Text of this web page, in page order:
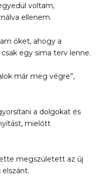
voltam,
ellenem.
őket, ahogy a
egy sima terv lenne.
már meg végre”,
a dolgokat és
mielőtt
megszületett az új